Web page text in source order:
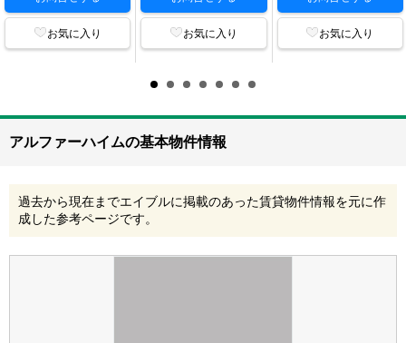
お気に入り お気に入り お気に入り
アルファーハイムの基本物件情報
過去から現在までエイブルに掲載のあった賃貸物件情報を元に作
成した参考ページです。